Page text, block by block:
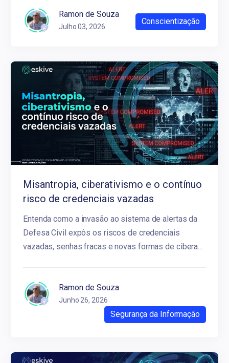
Ramon de Souza
Julho 03, 2026
Conscientização
Misantropia, ciberativismo e o contínuo
risco de credenciais vazadas
Entenda como a invasão ao sistema de alertas da
Defesa Civil expôs os riscos de credenciais
vazadas, senhas fracas e novas formas de cibera...
Ramon de Souza
Junho 26, 2026
Segurança da Informação